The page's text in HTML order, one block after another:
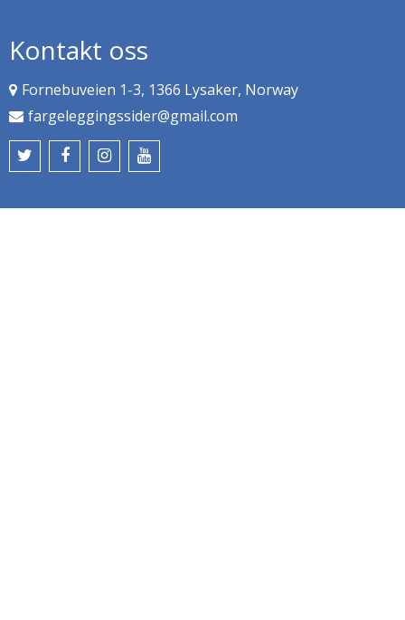
Kontakt oss
Fornebuveien 1-3, 1366 Lysaker, Norway
fargeleggingssider@gmail.com